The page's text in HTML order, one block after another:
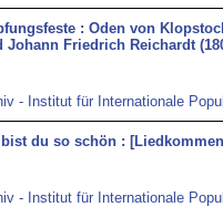
: Oden von
Johann Friedrich Reichardt
- Institut für Internationale
du so schön :
- Institut für Internationale